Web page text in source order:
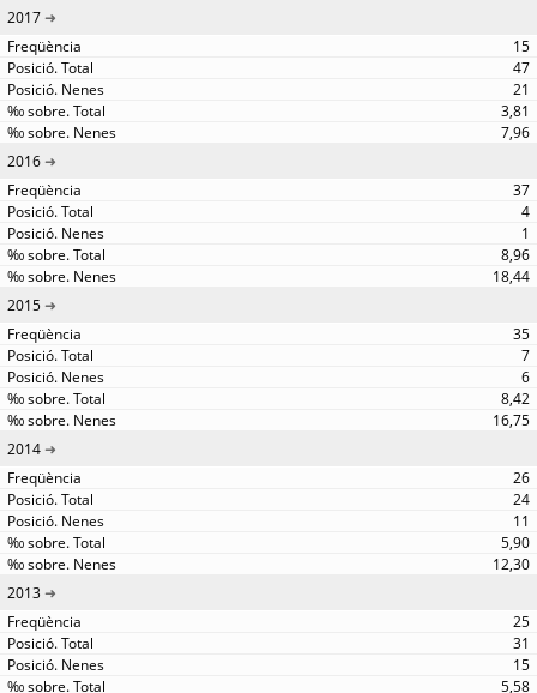
2017
15
47
21
3,81
7,96
2016
37
4
1
8,96
18,44
2015
35
7
6
8,42
16,75
2014
26
24
11
5,90
12,30
2013
25
31
15
5,58